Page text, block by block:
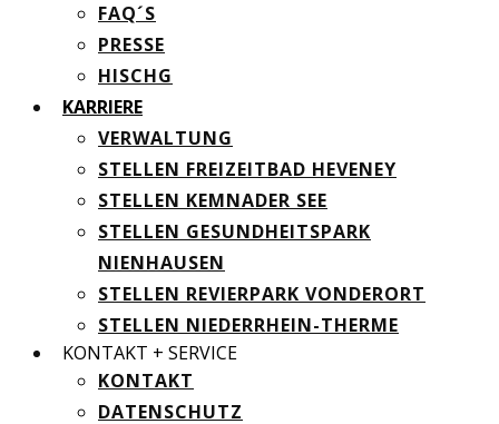
FAQ´S
PRESSE
HISCHG
KARRIERE
VERWALTUNG
STELLEN FREIZEITBAD HEVENEY
STELLEN KEMNADER SEE
STELLEN GESUNDHEITSPARK
NIENHAUSEN
STELLEN REVIERPARK VONDERORT
STELLEN NIEDERRHEIN-THERME
KONTAKT + SERVICE
KONTAKT
DATENSCHUTZ